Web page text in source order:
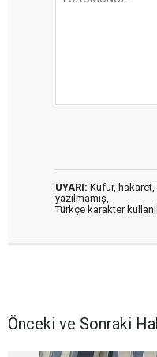
UYARI: Küfür,
yazılmamış,
Türkçe karakter
Önceki ve Sonraki